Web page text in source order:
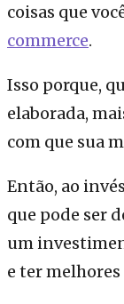
coisas que
commerce.
Isso porque,
elaborada,
com que sua
Então, ao
que pode ser
um
e ter